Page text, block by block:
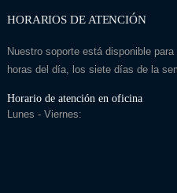
HORARIOS DE ATENCIÓN
Nuestro soporte está disponible para
horas del día, los siete días de la
Horario de atención en oficina
Lunes - Viernes: